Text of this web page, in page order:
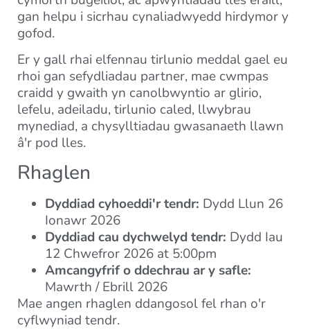
gan helpu i sicrhau cynaliadwyedd hirdymor y
gofod.
Er y gall rhai elfennau tirlunio meddal gael eu
rhoi gan sefydliadau partner, mae cwmpas
craidd y gwaith yn canolbwyntio ar glirio,
lefelu, adeiladu, tirlunio caled, llwybrau
mynediad, a chysylltiadau gwasanaeth llawn
â'r pod lles.
Rhaglen
Dyddiad cyhoeddi'r tendr: Dydd Llun 26
Ionawr 2026
Dyddiad cau dychwelyd tendr: Dydd Iau
12 Chwefror 2026 at 5:00pm
Amcangyfrif o ddechrau ar y safle:
Mawrth / Ebrill 2026
Mae angen rhaglen ddangosol fel rhan o'r
cyflwyniad tendr.